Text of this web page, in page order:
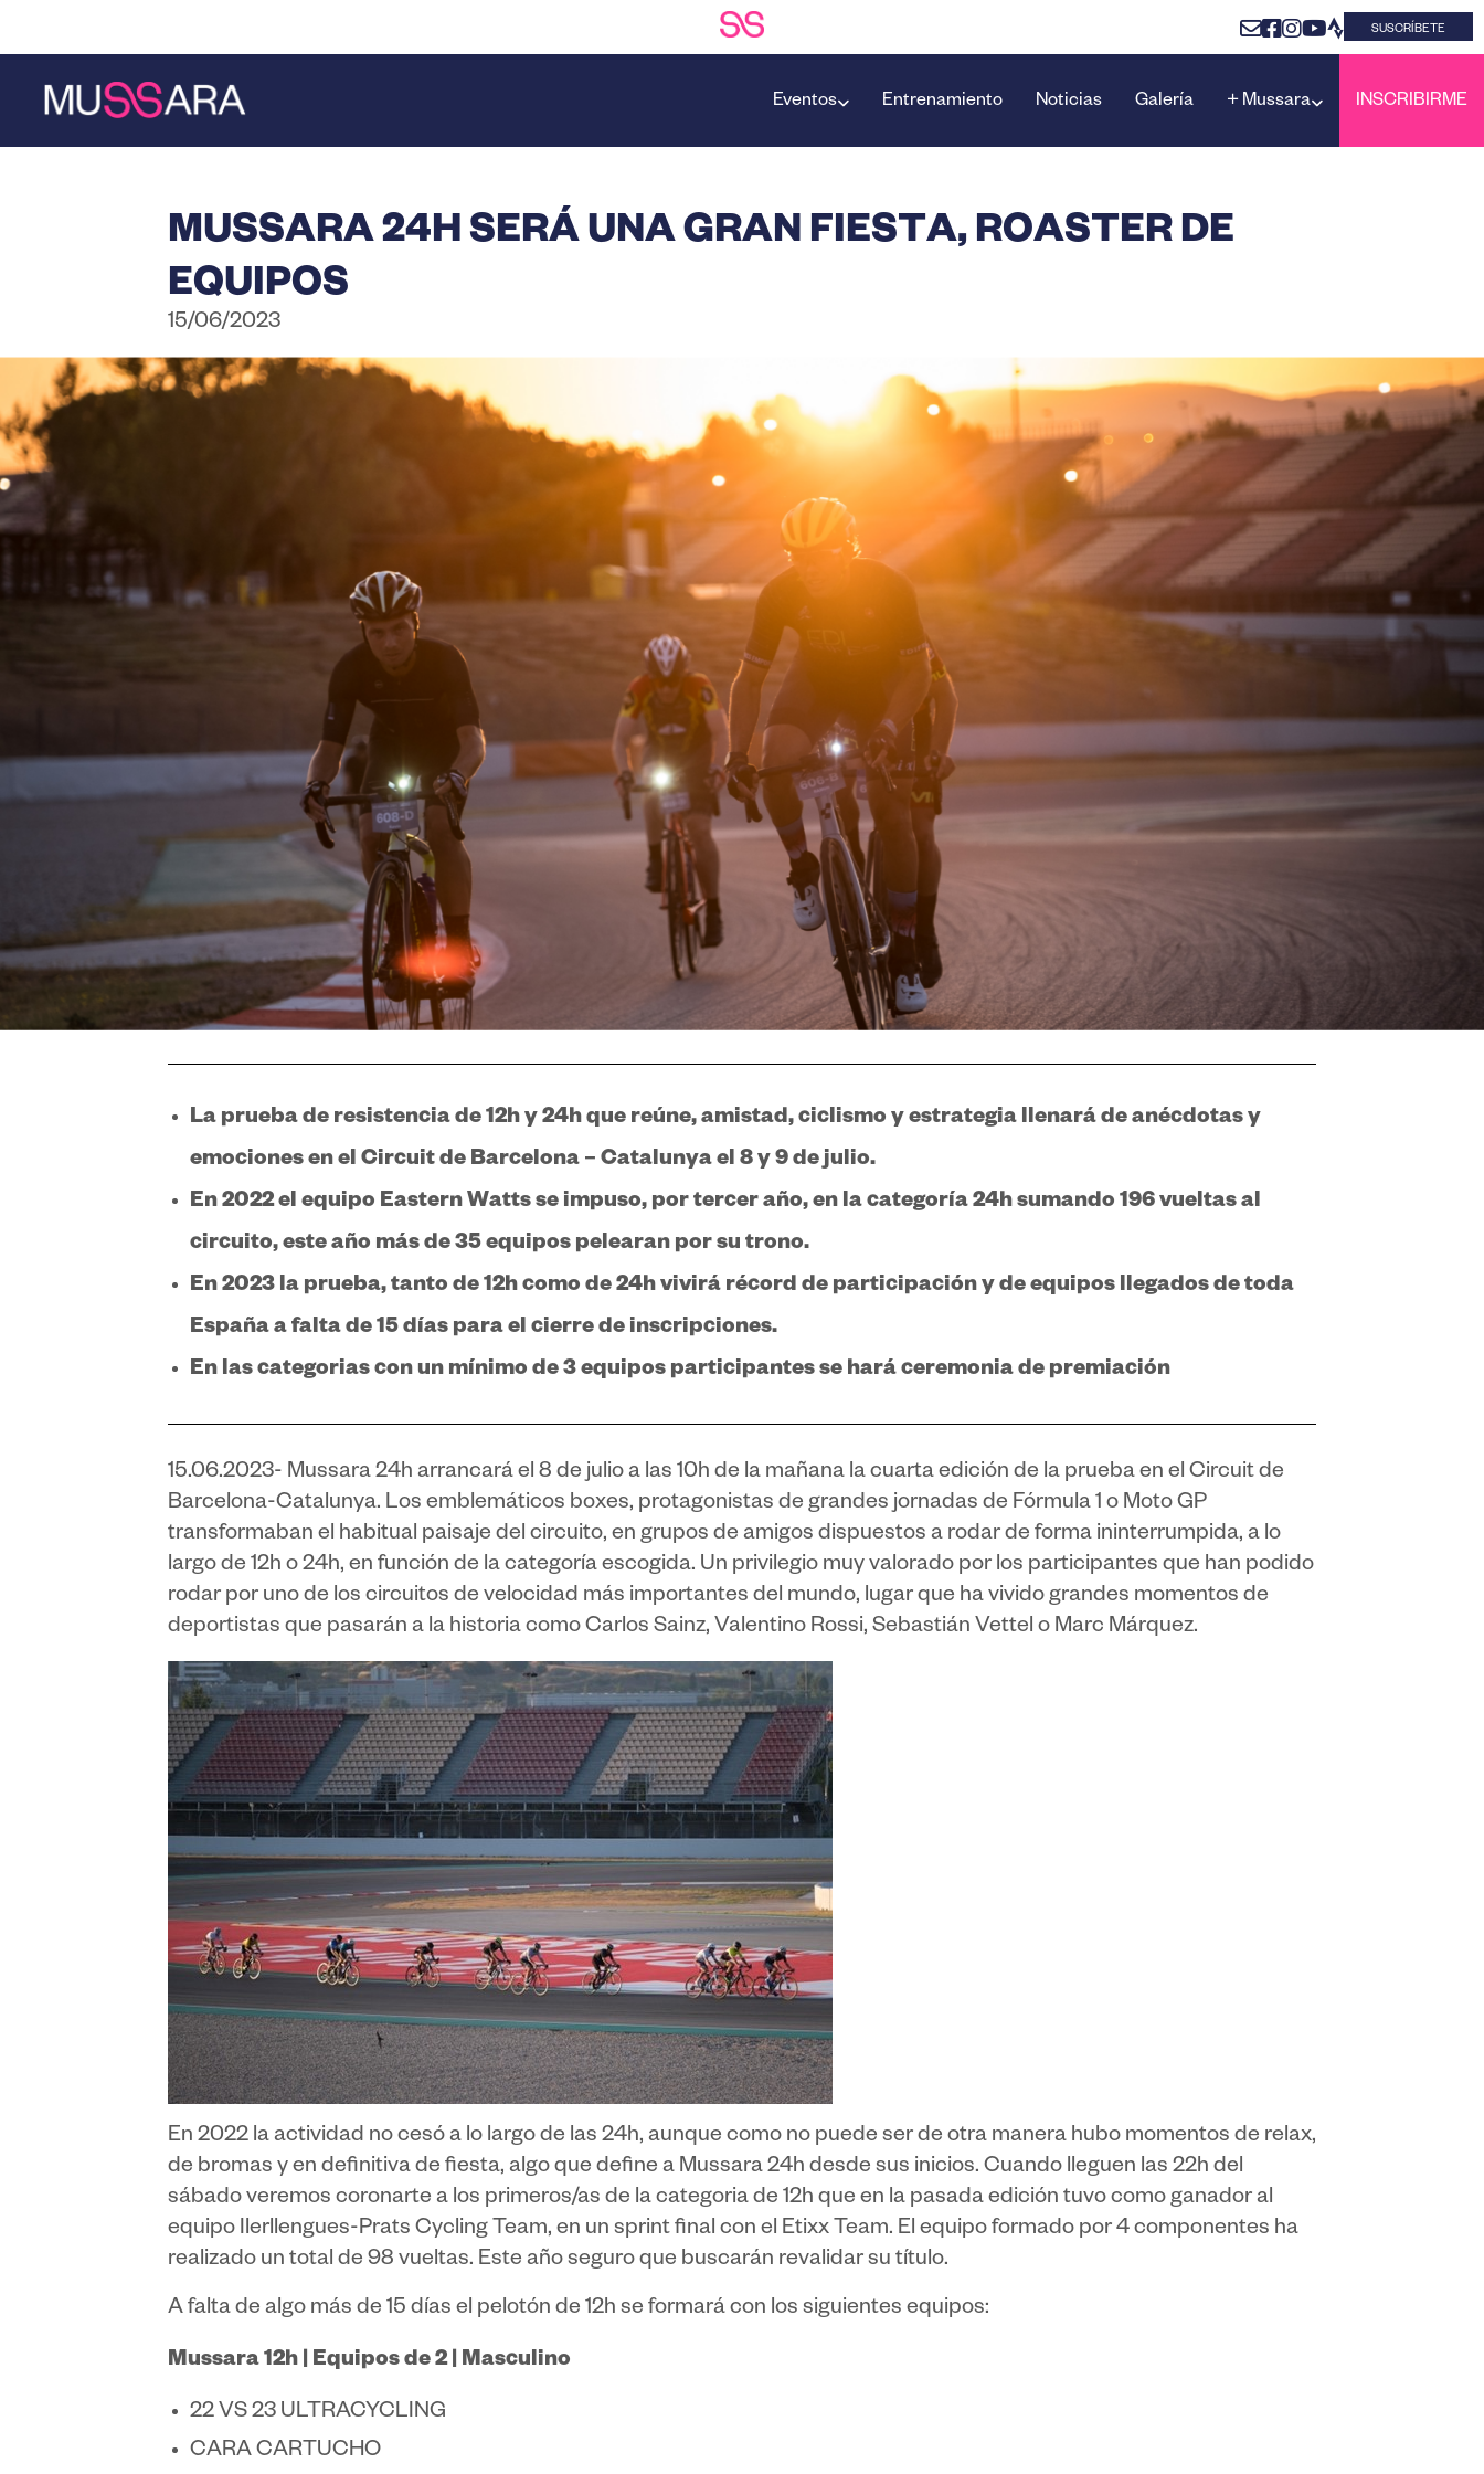
principal
lateral
SUSCRÍBETE
Eventos Entrenamiento Noticias Galería + Mussara INSCRIBIRME
MUSSARA 24H SERÁ UNA GRAN FIESTA, ROASTER DE
EQUIPOS
15/06/2023
La prueba de resistencia de 12h y 24h que reúne, amistad, ciclismo y estrategia llenará de anécdotas y
emociones en el Circuit de Barcelona – Catalunya el 8 y 9 de julio.
En 2022 el equipo Eastern Watts se impuso, por tercer año, en la categoría 24h sumando 196 vueltas al
circuito, este año más de 35 equipos pelearan por su trono.
En 2023 la prueba, tanto de 12h como de 24h vivirá récord de participación y de equipos llegados de toda
España a falta de 15 días para el cierre de inscripciones.
En las categorias con un mínimo de 3 equipos participantes se hará ceremonia de premiación
15.06.2023- Mussara 24h arrancará el 8 de julio a las 10h de la mañana la cuarta edición de la prueba en el Circuit de
Barcelona-Catalunya. Los emblemáticos boxes, protagonistas de grandes jornadas de Fórmula 1 o Moto GP
transformaban el habitual paisaje del circuito, en grupos de amigos dispuestos a rodar de forma ininterrumpida, a lo
largo de 12h o 24h, en función de la categoría escogida. Un privilegio muy valorado por los participantes que han podido
rodar por uno de los circuitos de velocidad más importantes del mundo, lugar que ha vivido grandes momentos de
deportistas que pasarán a la historia como Carlos Sainz, Valentino Rossi, Sebastián Vettel o Marc Márquez.
En 2022 la actividad no cesó a lo largo de las 24h, aunque como no puede ser de otra manera hubo momentos de relax,
de bromas y en definitiva de fiesta, algo que define a Mussara 24h desde sus inicios. Cuando lleguen las 22h del
sábado veremos coronarte a los primeros/as de la categoria de 12h que en la pasada edición tuvo como ganador al
equipo Ilerllengues-Prats Cycling Team, en un sprint final con el Etixx Team. El equipo formado por 4 componentes ha
realizado un total de 98 vueltas. Este año seguro que buscarán revalidar su título.
A falta de algo más de 15 días el pelotón de 12h se formará con los siguientes equipos:
Mussara 12h | Equipos de 2 | Masculino
22 VS 23 ULTRACYCLING
CARA CARTUCHO